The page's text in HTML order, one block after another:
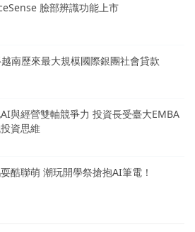
臉部辨識功能上市
南歷來最大規模國際銀團社會貸款
與經營雙軸競爭力 投資長受臺大EMBA
資思維
酷聯萌 潮玩開學祭搶抱AI筆電！